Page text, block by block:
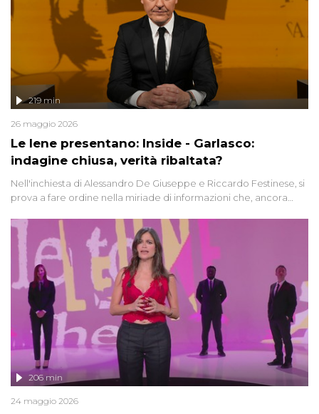
Le Iene presentano: Inside - Garlasco:
indagine chiusa, verità ribaltata?
219 min
26 maggio 2026
Nell'inchiesta di Alessandro De Giuseppe e Riccardo Festinese, si
prova a fare ordine nella miriade di informazioni che, ancora
giudiziarie più discusse degli ultimi anni. Lo speciale ricostruisce la
vicenda mettendo in fila testimonianze, errori, dettagli
controversi e i protagonisti di un'indagine che sembra non avere
fine.
206 min
24 maggio 2026